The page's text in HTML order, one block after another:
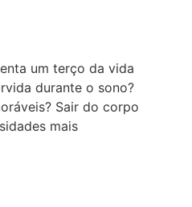
um terço da vida
durante o sono?
Sair do corpo
mais